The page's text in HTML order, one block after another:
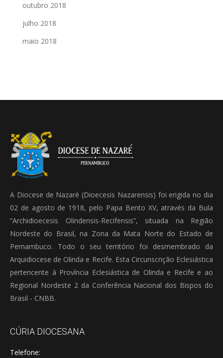
outubro 2018
julho 2018
maio 2018
A Diocese de Nazaré (Dioecesis Nazarensis) foi erigida no dia
02 de agosto de 1918, pelo Papa Bento XV, através da Bula
“Archidioecesis Olindensis-Recifensis”, situada na Região
Nordeste do Brasil, na Zona da Mata Norte do Estado de
Pernambuco. Todo o seu território foi desmembrado da
Arquidiocese de Olinda e Recife. Esta Circunscrição Eclesiástica
pertencente à Província Eclesiástica de Olinda e Recife e ao
Regional Nordeste 2 da Conferência Nacional dos Bispos do
Brasil - CNBB.
CÚRIA DIOCESANA
Telefone: